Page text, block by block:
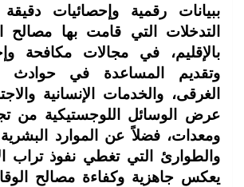
ببيانات رقمية وإحصائيات
التدخلات التي قامت بها مصالح
بالإقليم، في مجالات مكافحة
وتقديم المساعدة في حوادث
الغرقى، والخدمات الإنسانية
عرض الوسائل اللوجستيكية من
ومعدات، فضلاً عن الموارد
والطوارئ التي تغطي نفوذ تراب
يعكس جاهزية وكفاءة مصالح